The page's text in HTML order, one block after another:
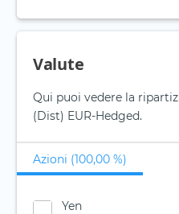
Valute
Qui puoi vedere la
(Dist) EUR-Hedged.
Azioni (100,00 %)
Yen